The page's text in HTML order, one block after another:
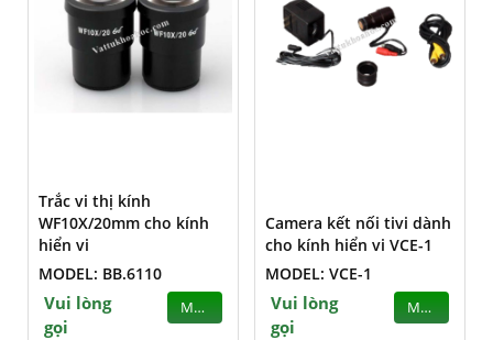
Trắc vi thị kính
WF10X/20mm cho kính
hiển vi
MODEL: BB.6110
Vui lòng
gọi
MUA
Camera kết nối tivi dành
cho kính hiển vi VCE-1
MODEL: VCE-1
Vui lòng
gọi
MUA